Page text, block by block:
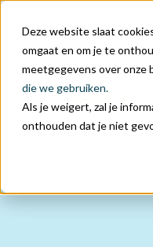
Deze website slaat
omgaat en om je te
meetgegevens over onze
die we gebruiken.
Als je weigert, zal je
onthouden dat je niet